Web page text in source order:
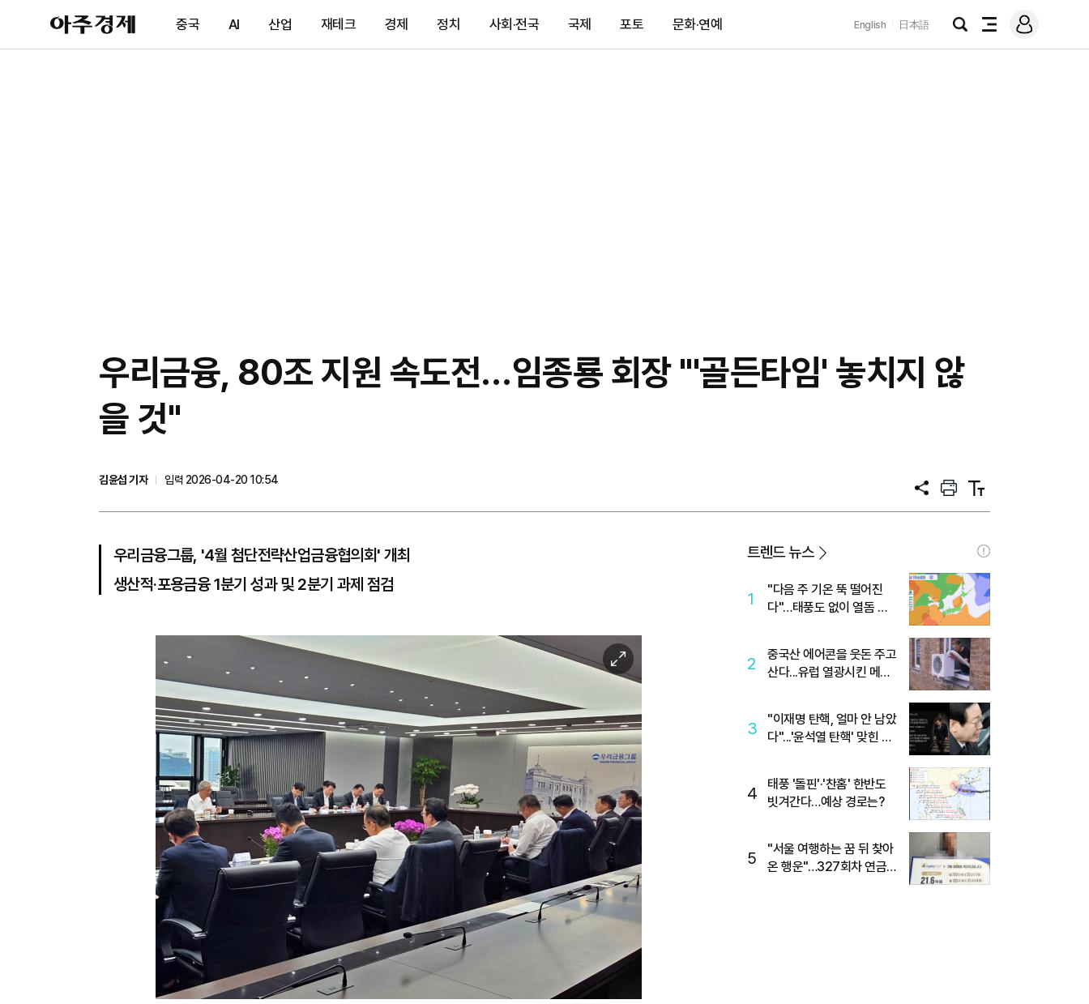
아
주
제
중국 AI 산업 재테크 경제 정치 사회·전국 국제 포토 문화·연예 English 日本語
검
전
메
그
우리금융, 80조 지원 속도전…임종룡 회장 "'골든타임' 놓치지 않
을 것"
김윤섭 기자
입력 2026-04-20 10:54
공
프
트
텍
트
우리금융그룹, '4월 첨단전략산업금융협의회' 개최
생산적·포용금융 1분기 성과 및 2분기 과제 점검
이
미
확
대
트렌드 뉴스
1
"다음 주 기온 뚝 떨어진
다"…태풍도 없이 열돔 박
2
중국산 에어콘을 웃돈 주고
산다...유럽 열광시킨 메이
3
"이재명 탄핵, 얼마 안 남았
다"...'윤석열 탄핵' 맞힌 무
4
태풍 '돌핀'·'찬홈' 한반도
빗겨간다…예상 경로는?
5
"서울 여행하는 꿈 뒤 찾아
온 행운"…327회차 연금